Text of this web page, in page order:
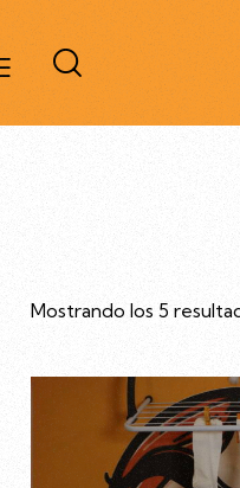
Mostrando los 5